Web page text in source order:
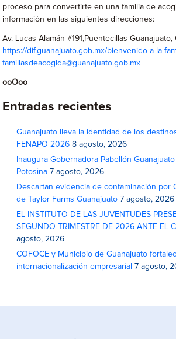
proceso para convertirte en una familia de
información en las siguientes direcciones:
Av. Lucas Alamán #191,Puentecillas
https://dif.guanajuato.gob.mx/bienvenido-a-la-
familiasdeacogida@guanajuato.gob.mx
ooOoo
Entradas recientes
Guanajuato lleva la identidad de los
FENAPO 2026 8 agosto, 2026
Inaugura Gobernadora Pabellón
Potosina 7 agosto, 2026
Descartan evidencia de contaminación por
de Taylor Farms Guanajuato 7 agosto, 2026
EL INSTITUTO DE LAS JUVENTUDES
SEGUNDO TRIMESTRE DE 2026 ANTE EL
agosto, 2026
COFOCE y Municipio de Guanajuato
internacionalización empresarial 7 agosto,